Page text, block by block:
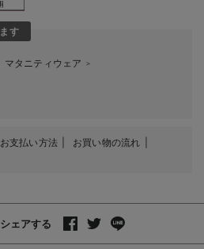
す
マタニティウェア ＞
お支払い方法
お買い物の流れ
ェアする